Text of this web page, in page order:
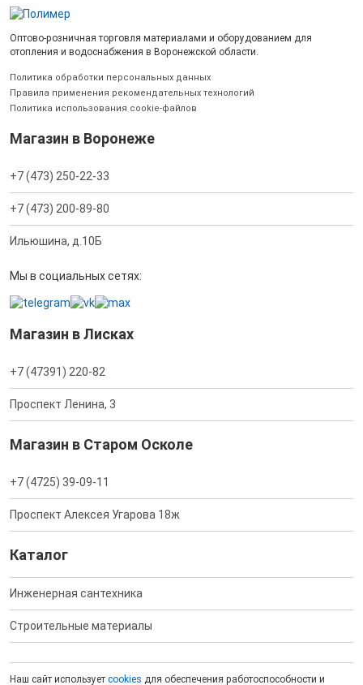
Оптово-розничная торговля материалами и оборудованием для
отопления и водоснабжения в Воронежской области.
Политика обработки персональных данных
Правила применения рекомендательных технологий
Политика использования cookie-файлов
Магазин в Воронеже
+7 (473) 250-22-33
+7 (473) 200-89-80
Ильюшина, д.10Б
Мы в социальных сетях:
Магазин в Лисках
+7 (47391) 220-82
Проспект Ленина, 3
Магазин в Старом Осколе
+7 (4725) 39-09-11
Проспект Алексея Угарова 18ж
Каталог
Инженерная сантехника
Строительные материалы
Наш сайт использует cookies для обеспечения работоспособности и